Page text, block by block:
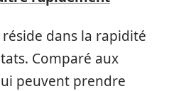
dans la rapidité
Comparé aux
peuvent prendre